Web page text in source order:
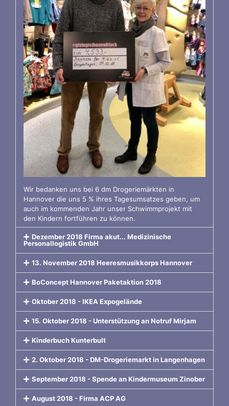
Wir bedanken uns bei 6 dm Drogeriemärkten in
Hannover die uns 5 % ihres Tagesumsatzes geben, um
auch im kommenden Jahr unser Schwimmprojekt mit
den Kindern fortführen zu können.
Dezember 2018 Firma akut... Medizinische
Personallogistik GmbH
13. November 2018 Heeresmusikkorps Hannover
BoConcept Hannover Paketaktion 2018
Oktober 2018 - IKEA Expogelände
15. Oktober 2018 - Unterstützung an Notruf Mirjam
Kinderbuch Kunterbult
2. Oktober 2018 - DM-Drogeriemarkt in Langenhagen
September 2018 - Spende an Kindermuseum Zinober
August 2018 - Firma ACP AG